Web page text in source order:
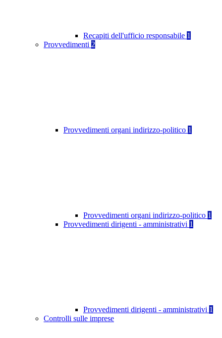
Recapiti dell'ufficio responsabile 1
Provvedimenti 2
Provvedimenti organi indirizzo-politico 1
Provvedimenti organi indirizzo-politico 1
Provvedimenti dirigenti - amministrativi 1
Provvedimenti dirigenti - amministrativi 1
Controlli sulle imprese